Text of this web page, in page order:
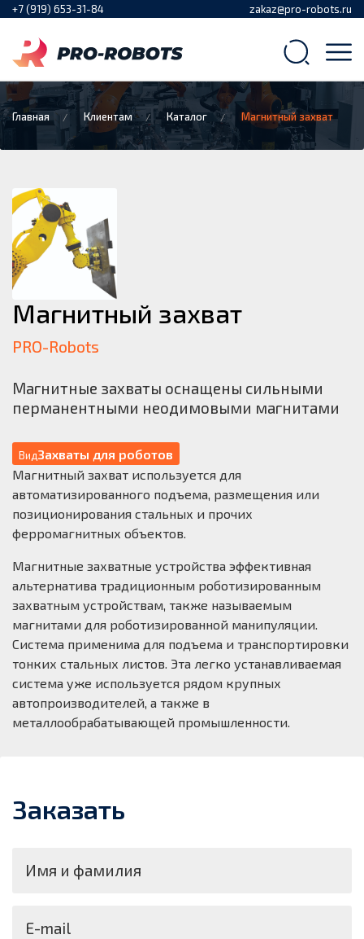
+7 (919) 653-31-84 zakaz@pro-robots.ru
Главная Клиентам Каталог Магнитный захват
Магнитный захват
PRO-Robots
Магнитные захваты оснащены сильными
перманентными неодимовыми магнитами
ВидЗахваты для роботов
Магнитный захват используется для
автоматизированного подъема, размещения или
позиционирования стальных и прочих
ферромагнитных объектов.
Магнитные захватные устройства эффективная
альтернатива традиционным роботизированным
захватным устройствам, также называемым
магнитами для роботизированной манипуляции.
Система применима для подъема и транспортировки
тонких стальных листов. Эта легко устанавливаемая
система уже используется рядом крупных
автопроизводителей, а также в
металлообрабатывающей промышленности.
Заказать
Имя и фамилия
E-mail